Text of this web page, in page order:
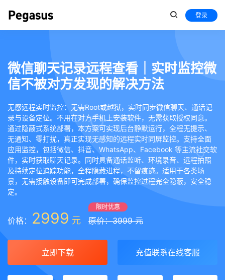
登录
微信聊天记录远程查看｜实时监控微
信不被对方发现的解决方法
无感远程实时监控：无需Root或越狱，实时同步微信聊天、通话记
录与设备定位。不用在对方手机上安装软件，无需获取授权同意。
通过隐蔽式系统部署，本方案可实现后台静默运行，全程无提示、
无通知、零打扰，真正实现无感知的远程实时同屏监控。支持全面
应用监控，包括微信、抖音、WhatsApp、Facebook 等主流社交软
件，实时获取聊天记录。同时具备通话监听、环境录音、远程拍照
及持续定位追踪功能，全程隐藏进程，不留痕迹。适用于各类场
景，无需接触设备即可完成部署，确保监控过程完全隐蔽，安全稳
定。
价格： 2999 元
限时优惠
原价：3999 元
立即下载 充值联系在线客服